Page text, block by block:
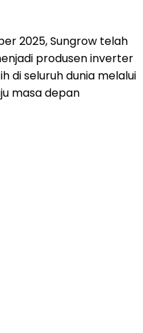
2025, Sungrow telah
produsen inverter
di seluruh dunia melalui
masa depan